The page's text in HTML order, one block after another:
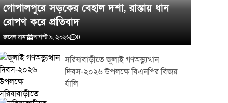
গোপালপুরে সড়কের বেহাল দশা, রাস্তায় ধান
রোপণ করে প্রতিবাদ
রুবেল রানা আগস্ট ৯, ২০২৬ 0
সরিষাবাড়ীতে জুলাই গণঅভ্যুত্থান
দিবস-২০২৬ উপলক্ষে বিএনপির বিজয়
র্যালি